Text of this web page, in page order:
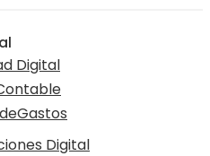
Digital
Digital